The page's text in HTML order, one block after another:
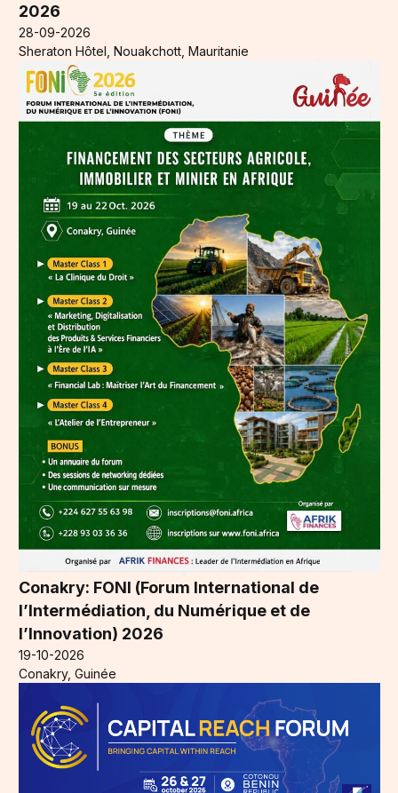
2026
28-09-2026
Sheraton Hôtel, Nouakchott, Mauritanie
Conakry: FONI (Forum International de
l’Intermédiation, du Numérique et de
l’Innovation) 2026
19-10-2026
Conakry, Guinée